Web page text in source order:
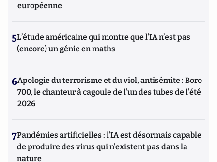
européenne
5L’étude américaine qui montre que l’IA n’est pas
(encore) un génie en maths
6Apologie du terrorisme et du viol, antisémite : Boro
700, le chanteur à cagoule de l’un des tubes de l’été
2026
7Pandémies artificielles : l’IA est désormais capable
de produire des virus qui n’existent pas dans la
nature